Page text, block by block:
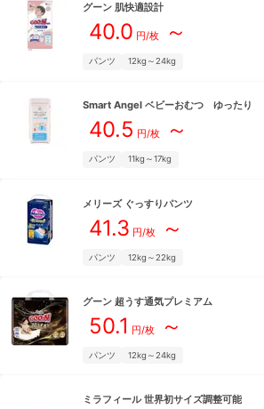
グーン 肌快適設計
40.0 円/枚～
パンツ 12kg～24kg
Smart Angel ベビーおむつ ゆったり
40.5 円/枚～
パンツ 11kg～17kg
メリーズ ぐっすりパンツ
41.3 円/枚～
パンツ 12kg～22kg
グーン 超うす通気プレミアム
50.1 円/枚～
パンツ 12kg～24kg
ミラフィール 世界初サイズ調整可能